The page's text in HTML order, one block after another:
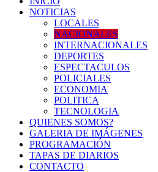
NOTICIAS
LOCALES
NACIONALES
INTERNACIONALES
DEPORTES
ESPECTACULOS
POLICIALES
ECONOMIA
POLITICA
TECNOLOGIA
QUIENES SOMOS?
GALERIA DE IMÁGENES
PROGRAMACIÓN
TAPAS DE DIARIOS
CONTACTO